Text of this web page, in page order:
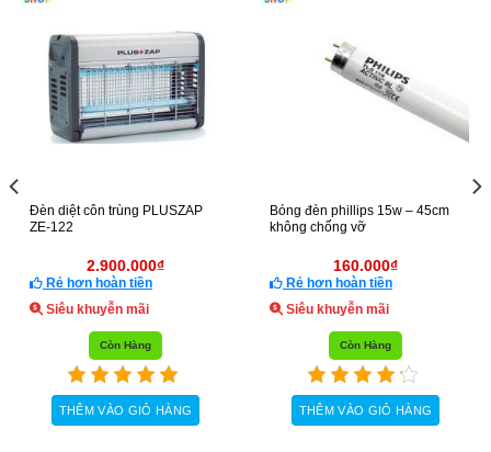
Đèn diệt côn trùng PLUSZAP
ZE-122
2.900.000₫
Rẻ hơn hoàn tiền
Siêu khuyễn mãi
Còn Hàng
THÊM VÀO GIỎ HÀNG
Bóng đèn phillips 15w – 45cm
không chống vỡ
160.000₫
Rẻ hơn hoàn tiền
Siêu khuyễn mãi
Còn Hàng
THÊM VÀO GIỎ HÀNG